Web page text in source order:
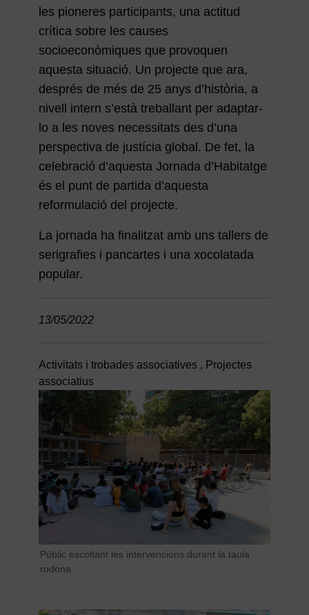
les pioneres participants, una actitud
crítica sobre les causes
socioeconòmiques que provoquen
aquesta situació. Un projecte que ara,
després de més de 25 anys d’història, a
nivell intern s’està treballant per adaptar-
lo a les noves necessitats des d’una
perspectiva de justícia global. De fet, la
celebració d’aquesta Jornada d’Habitatge
és el punt de partida d’aquesta
reformulació del projecte.
La jornada ha finalitzat amb uns tallers de
serigrafies i pancartes i una xocolatada
popular.
13/05/2022
Activitats i trobades associatives, Projectes
associatius
Públic escoltant les intervencions durant la taula
rodona